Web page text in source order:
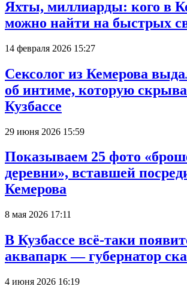
Яхты, миллиарды: кого в
можно найти на быстрых
14 февраля 2026 15:27
Сексолог из Кемерова
об интиме, которую
Кузбассе
29 июня 2026 15:59
Показываем 25 фото
деревни», вставшей
Кемерова
8 мая 2026 17:11
В Кузбассе всё-таки
аквапарк — губернатор
4 июня 2026 16:19